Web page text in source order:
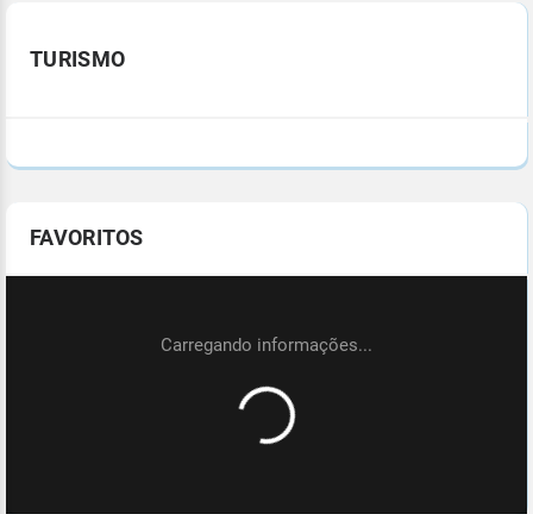
TURISMO
FAVORITOS